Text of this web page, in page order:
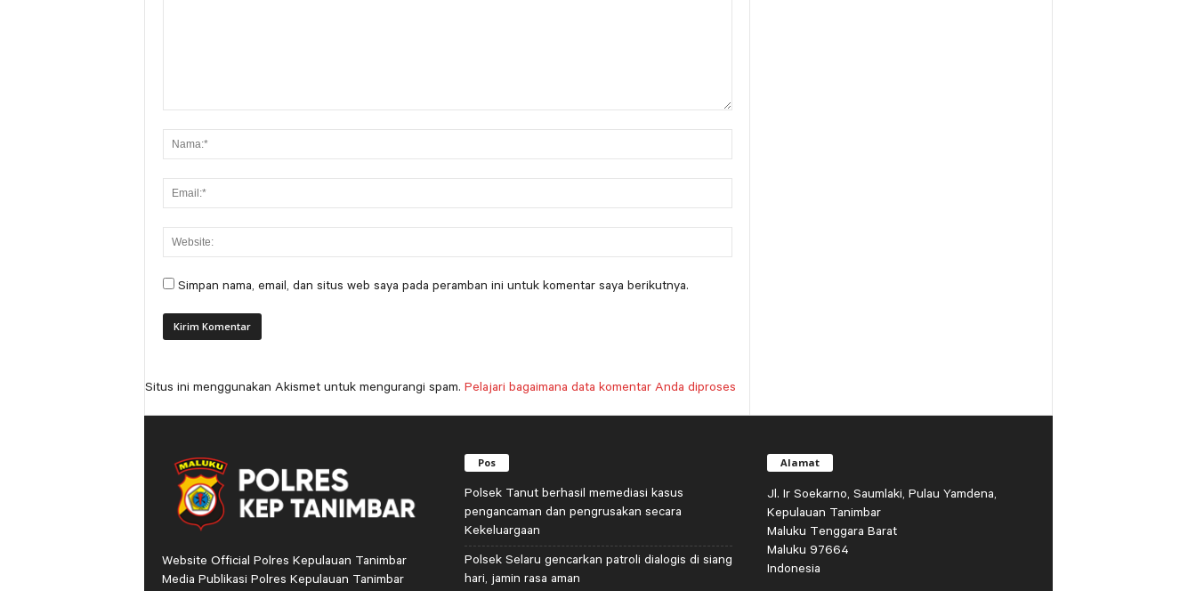
Simpan nama, email, dan situs web saya pada peramban ini untuk komentar saya berikutnya.
Situs ini menggunakan Akismet untuk mengurangi spam. Pelajari bagaimana data komentar Anda diproses
Website Official Polres Kepulauan Tanimbar
Media Publikasi Polres Kepulauan Tanimbar
Pos
Polsek Tanut berhasil memediasi kasus
pengancaman dan pengrusakan secara
Kekeluargaan
Polsek Selaru gencarkan patroli dialogis di siang
hari, jamin rasa aman
Alamat
Jl. Ir Soekarno, Saumlaki, Pulau Yamdena,
Kepulauan Tanimbar
Maluku Tenggara Barat
Maluku 97664
Indonesia